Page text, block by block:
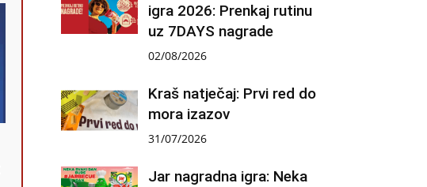
igra 2026: Prenkaj rutinu
uz 7DAYS nagrade
02/08/2026
Kraš natječaj: Prvi red do
mora izazov
31/07/2026
Jar nagradna igra: Neka